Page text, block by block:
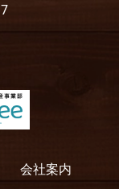
会社案内